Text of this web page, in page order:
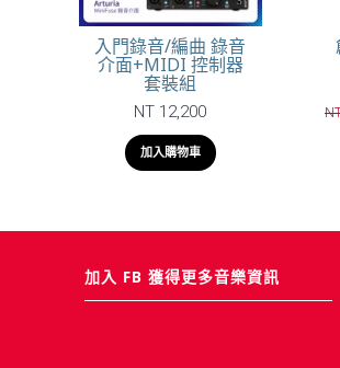
入門錄音/編曲 錄音
介面+MIDI 控制器
套裝組
NT 12,200
加入購物車
加入 FB 獲得更多音樂資訊